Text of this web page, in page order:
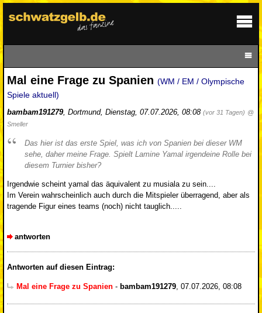
Mal eine Frage zu Spanien (WM / EM / Olympische
Spiele aktuell)
bambam191279, Dortmund, Dienstag, 07.07.2026, 08:08 (vor 31 Tagen) @
Smeller
Das hier ist das erste Spiel, was ich von Spanien bei dieser WM
sehe, daher meine Frage. Spielt Lamine Yamal irgendeine Rolle bei
diesem Turnier bisher?
Irgendwie scheint yamal das äquivalent zu musiala zu sein....
Im Verein wahrscheinlich auch durch die Mitspieler überragend, aber als
tragende Figur eines teams (noch) nicht tauglich.....
antworten
Antworten auf diesen Eintrag:
Mal eine Frage zu Spanien - bambam191279, 07.07.2026, 08:08